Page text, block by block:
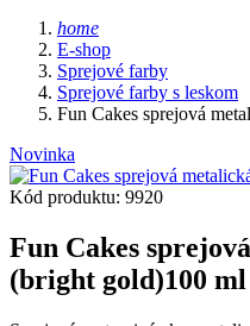
home
E-shop
Sprejové farby
Sprejové farby s leskom
Fun Cakes sprejová
Novinka
Kód produktu: 9920
Fun Cakes
(bright gold)100 ml